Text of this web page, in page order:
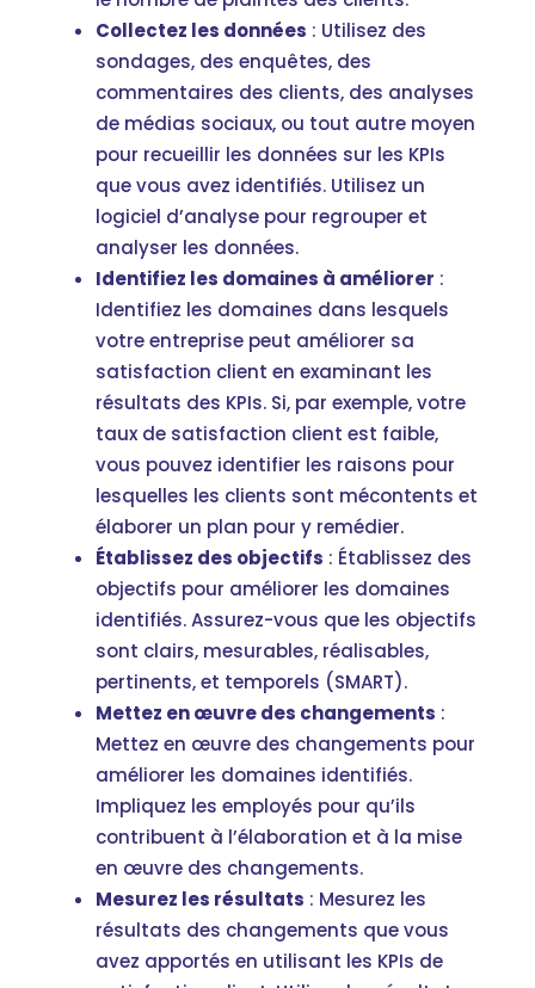
Collectez les données : Utilisez des
sondages, des enquêtes, des
commentaires des clients, des analyses
de médias sociaux, ou tout autre moyen
pour recueillir les données sur les KPIs
que vous avez identifiés. Utilisez un
logiciel d’analyse pour regrouper et
analyser les données.
Identifiez les domaines à améliorer :
Identifiez les domaines dans lesquels
votre entreprise peut améliorer sa
satisfaction client en examinant les
résultats des KPIs. Si, par exemple, votre
taux de satisfaction client est faible,
vous pouvez identifier les raisons pour
lesquelles les clients sont mécontents et
élaborer un plan pour y remédier.
Établissez des objectifs : Établissez des
objectifs pour améliorer les domaines
identifiés. Assurez-vous que les objectifs
sont clairs, mesurables, réalisables,
pertinents, et temporels (SMART).
Mettez en œuvre des changements :
Mettez en œuvre des changements pour
améliorer les domaines identifiés.
Impliquez les employés pour qu’ils
contribuent à l’élaboration et à la mise
en œuvre des changements.
Mesurez les résultats : Mesurez les
résultats des changements que vous
avez apportés en utilisant les KPIs de